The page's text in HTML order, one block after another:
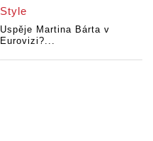
Style
Uspěje Martina Bárta v
Eurovizi?...